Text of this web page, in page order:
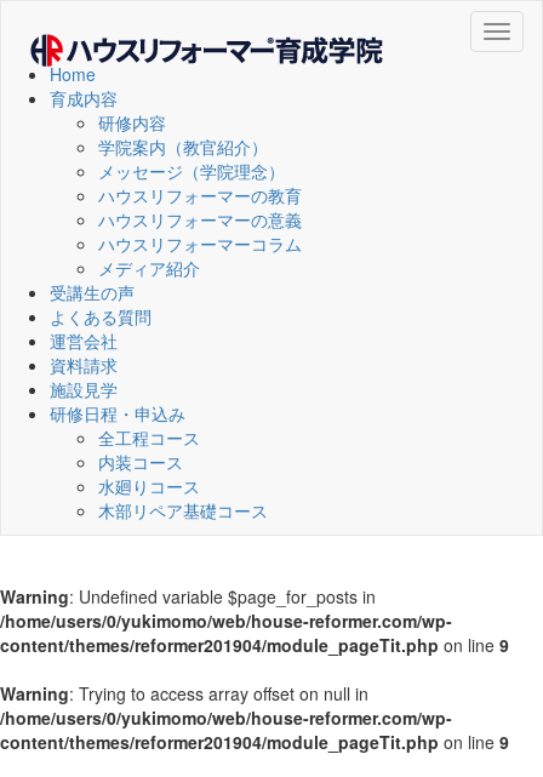
Home
育成内容
研修内容
学院案内（教官紹介）
メッセージ（学院理念）
ハウスリフォーマーの教育
ハウスリフォーマーの意義
ハウスリフォーマーコラム
メディア紹介
受講生の声
よくある質問
運営会社
資料請求
施設見学
研修日程・申込み
全工程コース
内装コース
水廻りコース
木部リペア基礎コース
Warning: Undefined variable $page_for_posts in
/home/users/0/yukimomo/web/house-reformer.com/wp-
content/themes/reformer201904/module_pageTit.php on line 9
Warning: Trying to access array offset on null in
/home/users/0/yukimomo/web/house-reformer.com/wp-
content/themes/reformer201904/module_pageTit.php on line 9